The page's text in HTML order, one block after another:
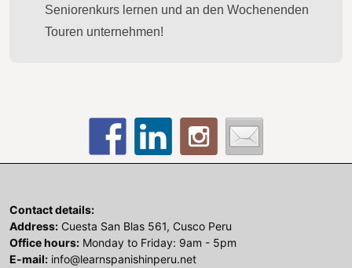
Seniorenkurs lernen und an den Wochenenden
Touren unternehmen!
Contact details:
Address: Cuesta San Blas 561, Cusco Peru
Office hours: Monday to Friday: 9am - 5pm
E-mail: info@learnspanishinperu.net